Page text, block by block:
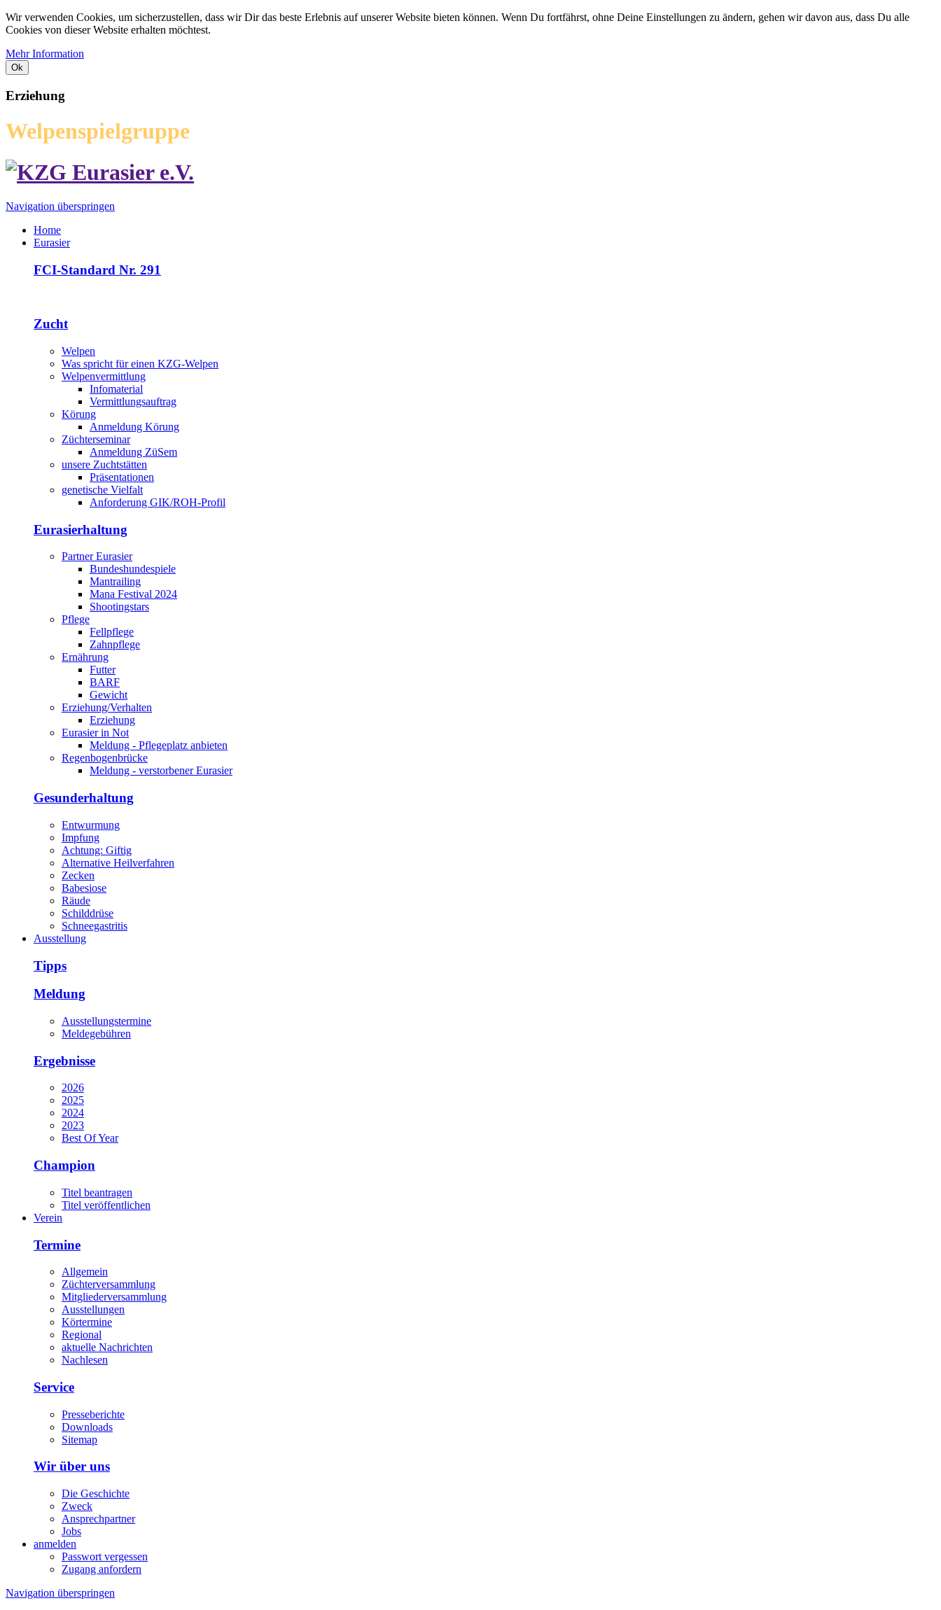
Wir verwenden Cookies, um sicherzustellen, dass wir Dir das beste Erlebnis auf unserer Website bieten können. Wenn Du fortfährst, ohne Deine Einstellungen zu ändern, gehen wir davon aus, dass Du alle
Cookies von dieser Website erhalten möchtest.
Mehr Information
Ok
Erziehung
Welpenspielgruppe
Navigation überspringen
Home
Eurasier
FCI-Standard Nr. 291
Zucht
Welpen
Was spricht für einen KZG-Welpen
Welpenvermittlung
Infomaterial
Vermittlungsauftrag
Körung
Anmeldung Körung
Züchterseminar
Anmeldung ZüSem
unsere Zuchtstätten
Präsentationen
genetische Vielfalt
Anforderung GIK/ROH-Profil
Eurasierhaltung
Partner Eurasier
Bundeshundespiele
Mantrailing
Mana Festival 2024
Shootingstars
Pflege
Fellpflege
Zahnpflege
Ernährung
Futter
BARF
Gewicht
Erziehung/Verhalten
Erziehung
Eurasier in Not
Meldung - Pflegeplatz anbieten
Regenbogenbrücke
Meldung - verstorbener Eurasier
Gesunderhaltung
Entwurmung
Impfung
Achtung: Giftig
Alternative Heilverfahren
Zecken
Babesiose
Räude
Schilddrüse
Schneegastritis
Ausstellung
Tipps
Meldung
Ausstellungstermine
Meldegebühren
Ergebnisse
2026
2025
2024
2023
Best Of Year
Champion
Titel beantragen
Titel veröffentlichen
Verein
Termine
Allgemein
Züchterversammlung
Mitgliederversammlung
Ausstellungen
Körtermine
Regional
aktuelle Nachrichten
Nachlesen
Service
Presseberichte
Downloads
Sitemap
Wir über uns
Die Geschichte
Zweck
Ansprechpartner
Jobs
anmelden
Passwort vergessen
Zugang anfordern
Navigation überspringen